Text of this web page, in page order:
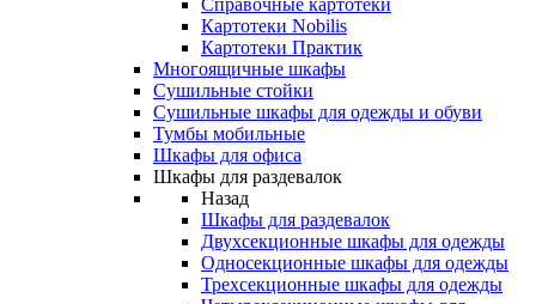
Справочные картотеки
Картотеки Nobilis
Картотеки Практик
Многоящичные шкафы
Сушильные стойки
Сушильные шкафы для одежды и обуви
Тумбы мобильные
Шкафы для офиса
Шкафы для раздевалок
Назад
Шкафы для раздевалок
Двухсекционные шкафы для одежды
Односекционные шкафы для одежды
Трехсекционные шкафы для одежды